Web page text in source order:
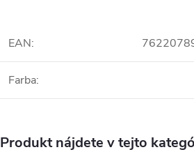
EAN:
Farba:
Produkt nájdete v tejto